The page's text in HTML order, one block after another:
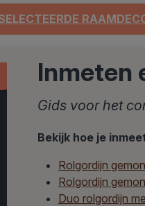
Inmeten
Gids voor het
Bekijk hoe je
Rolgordijn
Rolgordijn
Duo rolgordijn